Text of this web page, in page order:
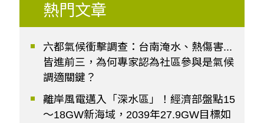
熱門文章
六都氣候衝擊調查：台南淹水、熱傷害...
皆進前三，為何專家認為社區參與是氣候
調適關鍵？
離岸風電邁入「深水區」！經濟部盤點15
～18GW新海域，2039年27.9GW目標如